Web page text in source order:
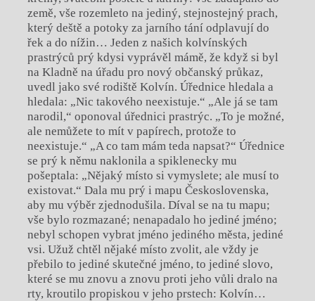
země, vše rozemleto na jediný, stejnostejný prach,
který deště a potoky za jarního tání odplavují do
řek a do nížin… Jeden z našich kolvínských
prastrýců prý kdysi vyprávěl mámě, že když si byl
na Kladně na úřadu pro nový občanský průkaz,
uvedl jako své rodiště Kolvín. Úřednice hledala a
hledala: „Nic takového neexistuje.“ „Ale já se tam
narodil,“ oponoval úřednici prastrýc. „To je možné,
ale nemůžete to mít v papírech, protože to
neexistuje.“ „A co tam mám teda napsat?“ Úřednice
se prý k němu naklonila a spiklenecky mu
pošeptala: „Nějaký místo si vymyslete; ale musí to
existovat.“ Dala mu prý i mapu Československa,
aby mu výběr zjednodušila. Díval se na tu mapu;
vše bylo rozmazané; nenapadalo ho jediné jméno;
nebyl schopen vybrat jméno jediného města, jediné
vsi. Užuž chtěl nějaké místo zvolit, ale vždy je
přebilo to jediné skutečné jméno, to jediné slovo,
které se mu znovu a znovu proti jeho vůli dralo na
rty, kroutilo propiskou v jeho prstech: Kolvín…